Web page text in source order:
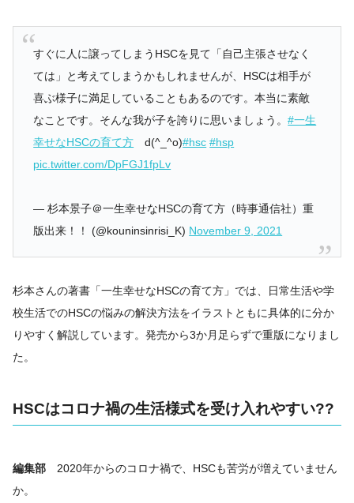
すぐに人に譲ってしまうHSCを見て「自己主張させなく
ては」と考えてしまうかもしれませんが、HSCは相手が
喜ぶ様子に満足していることもあるのです。本当に素敵
なことです。そんな我が子を誇りに思いましょう。#一生
幸せなHSCの育て方 d(^_^o)#hsc #hsp
pic.twitter.com/DpFGJ1fpLv
— 杉本景子＠一生幸せなHSCの育て方（時事通信社）重
版出来！！ (@kouninsinrisi_K) November 9, 2021
杉本さんの著書「一生幸せなHSCの育て方」では、日常生活や学
校生活でのHSCの悩みの解決方法をイラストともに具体的に分か
りやすく解説しています。発売から3か月足らずで重版になりまし
た。
HSCはコロナ禍の生活様式を受け入れやすい??
編集部 2020年からのコロナ禍で、HSCも苦労が増えていません
か。